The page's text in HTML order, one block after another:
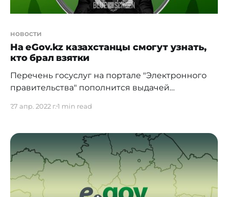
новости
На eGov.kz казахстанцы смогут узнать,
кто брал взятки
Перечень госуслуг на портале "Электронного
правительства" пополнится выдачей
коррупционных преступлений. Данные будут
Информация о новом функционале
рассматривается проектом поправок в правила
оказания госуслуг Комитетом по правовой
статистике и специальным учётам
Генпрокуратуры. Документ находится на
27 апр. 2022 г.1 min read